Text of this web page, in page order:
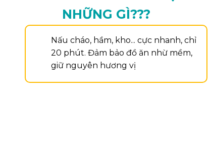
Nấu cháo, hầm, kho... cực nhanh, chỉ
20 phút. Đảm bảo đồ ăn nhừ mềm,
giữ nguyên hương vị
NHỮNG GÌ???